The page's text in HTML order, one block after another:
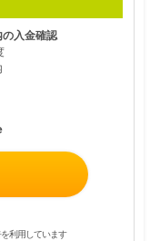
入金確認
利用しています